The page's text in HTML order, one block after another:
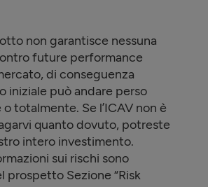
non garantisce nessuna
future performance
di conseguenza
iniziale può andare perso
totalmente. Se l’ICAV non è
quanto dovuto, potreste
intero investimento.
sui rischi sono
prospetto Sezione “Risk